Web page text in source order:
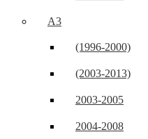
A3
(1996-2000)
(2003-2013)
2003-2005
2004-2008